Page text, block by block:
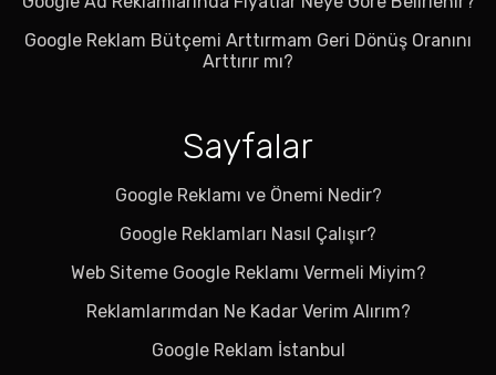
Google Reklam Bütçemi Arttırmam Geri Dönüş Oranını
Arttırır mı?
Sayfalar
Google Reklamı ve Önemi Nedir?
Google Reklamları Nasıl Çalışır?
Web Siteme Google Reklamı Vermeli Miyim?
Reklamlarımdan Ne Kadar Verim Alırım?
Google Reklam İstanbul